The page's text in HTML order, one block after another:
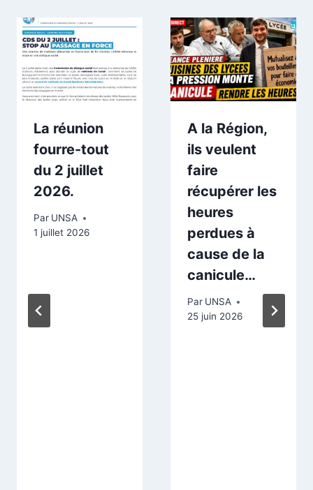
La réunion
fourre-tout
du 2 juillet
2026.
Par UNSA
1 juillet 2026
A la Région,
ils veulent
faire
récupérer les
heures
perdues à
cause de la
canicule…
Par UNSA
25 juin 2026